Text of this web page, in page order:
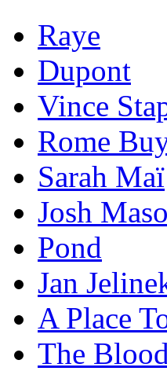
Raye
Dupont
Vince
Rome
Sarah Maï
Josh
Pond
Jan
A Place
The